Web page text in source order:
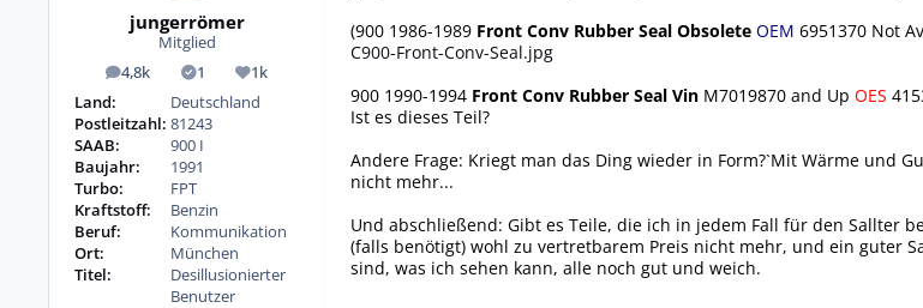
jungerrömer
Mitglied
4,8k
Beiträge 1
Lösungen
1k
Reputation
Land:
Deutschland
Postleitzahl: 81243
SAAB:
900 I
Baujahr:
1991
Turbo:
FPT
Kraftstoff:
Benzin
Beruf:
Kommunikation
Ort:
München
Titel:
Desillusionierter
Benutzer
(900 1986-1989 Front Conv Rubber Seal Obsolete OEM 6951370 Not
C900-Front-Conv-Seal.jpg
900 1990-1994 Front Conv Rubber Seal Vin M7019870 and Up OES
Ist es dieses Teil?
Andere Frage: Kriegt man das Ding wieder in Form?`Mit Wärme und
nicht mehr...
Und abschließend: Gibt es Teile, die ich in jedem Fall für den Sallter
(falls benötigt) wohl zu vertretbarem Preis nicht mehr, und ein guter
sind, was ich sehen kann, alle noch gut und weich.